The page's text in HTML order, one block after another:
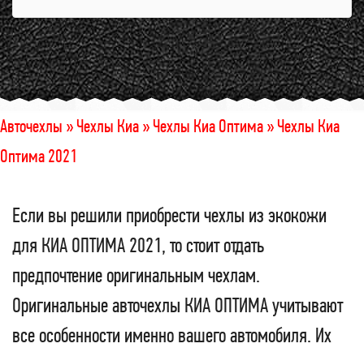
Авточехлы »Чехлы Киа »Чехлы Киа Оптима »Чехлы Киа
Оптима 2021
Если вы решили приобрести чехлы из экокожи
для КИА ОПТИМА 2021, то стоит отдать
предпочтение оригинальным чехлам.
Оригинальные авточехлы КИА ОПТИМА учитывают
все особенности именно вашего автомобиля. Их